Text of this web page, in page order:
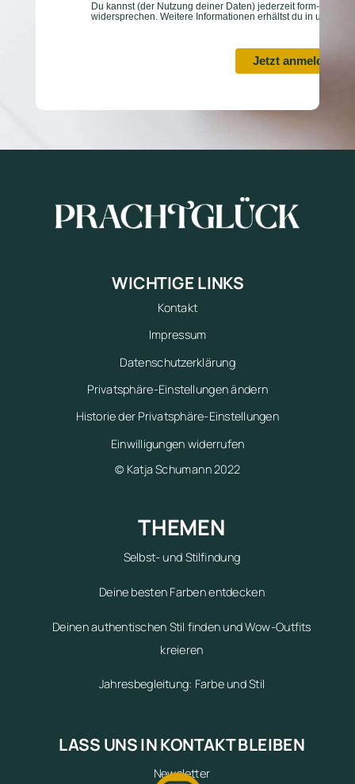
Du kannst (der Nutzung deiner Daten) jederzeit form- und
widersprechen. Weitere Informationen erhältst du in unserer
Jetzt anmelden
WICHTIGE LINKS
Kontakt
Impressum
Datenschutzerklärung
Privatsphäre-Einstellungen ändern
Historie der Privatsphäre-Einstellungen
Einwilligungen widerrufen
© Katja Schumann 2022
THEMEN
Selbst- und Stilfindung
Deine besten Farben entdecken
Deinen authentischen Stil finden und Wow-Outfits
kreieren
Jahresbegleitung: Farbe und Stil
LASS UNS IN KONTAKT BLEIBEN
Newsletter